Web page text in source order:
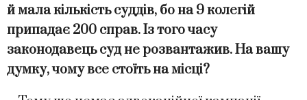
й мала кількість суддів, бо на 9 колегій
припадає 200 справ. Із того часу
законодавець суд не розвантажив. На вашу
думку, чому все стоїть на місці?